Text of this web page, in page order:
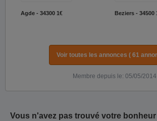
Agde - 34300 1€ Beziers - 34500
Voir toutes les annonces ( 61
Membre depuis le: 05/05/2014
Vous n'avez pas trouvé votre bonheur